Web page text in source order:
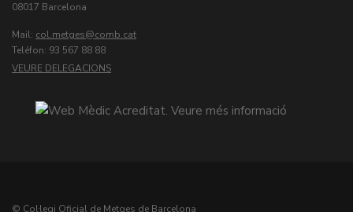
08017 Barcelona
Mail: col.metges
Teléfon: 93 567 88 88
VEURE DELEGACIONS
© Col·legi Oficial de Metges de Barcelona